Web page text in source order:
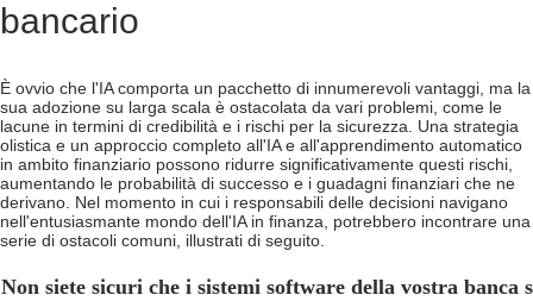
bancario
È ovvio che l'IA comporta un pacchetto di innumerevoli vantaggi, ma la
sua adozione su larga scala è ostacolata da vari problemi, come le
lacune in termini di credibilità e i rischi per la sicurezza. Una strategia
olistica e un approccio completo all'IA e all'apprendimento automatico
in ambito finanziario possono ridurre significativamente questi rischi,
aumentando le probabilità di successo e i guadagni finanziari che ne
derivano. Nel momento in cui i responsabili delle decisioni navigano
nell'entusiasmante mondo dell'IA in finanza, potrebbero incontrare una
serie di ostacoli comuni, illustrati di seguito.
Non siete sicuri che i sistemi software della vostra